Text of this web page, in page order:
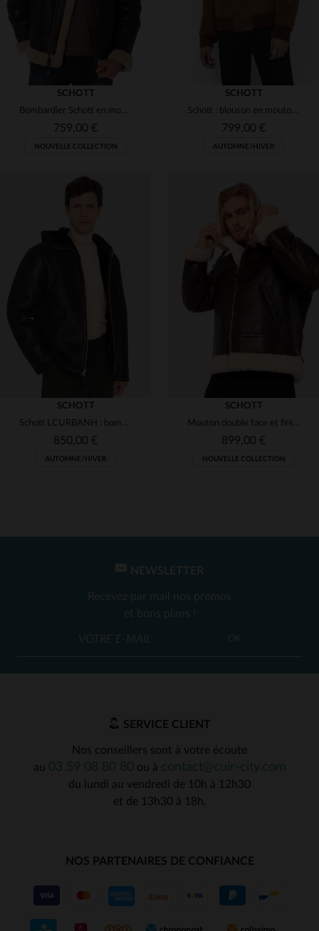
TAILLES DISPONIBLES
SCHOTT
Bombardier Schott en mouton retourné marron Cordovan. Fourrure beige.
759,00 €
NOUVELLE COLLECTION
TAILLES DISPONIBLES
SCHOTT
Schott : blouson en mouton velours, col fourrure, style bombardier.
799,00 €
AUTOMNE/HIVER
TAILLES DISPONIBLES
SCHOTT
Schott LCURBANH : bombardier chaud en mouton retourné pour l'hiver.
850,00 €
AUTOMNE/HIVER
TAILLES DISPONIBLES
SCHOTT
Mouton double face et fini crack pour ce bombardier B-3 Schott.
899,00 €
NOUVELLE COLLECTION
NEWSLETTER
Recevez par mail nos promos
et bons plans !
OK
SERVICE CLIENT
Nos conseillers sont à votre écoute
au
ou à
du lundi au vendredi de 10h à 12h30
et de 13h30 à 18h.
NOS PARTENAIRES DE CONFIANCE